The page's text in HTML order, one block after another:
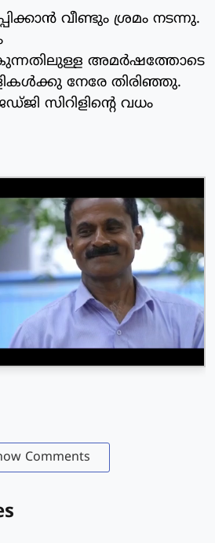
വീണ്ടും ശ്രമം നടന്നു.
അമര്‍ഷത്തോടെ
നേരേ തിരിഞ്ഞു.
സിറിളിന്റെ വധം
Comments